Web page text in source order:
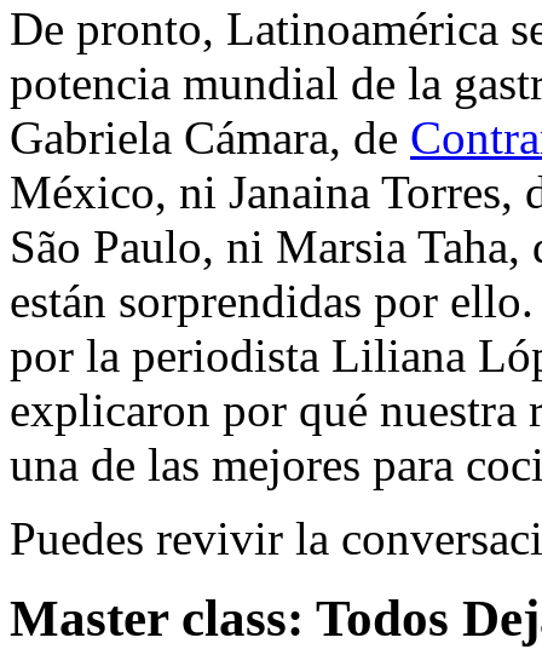
De pronto, Latinoamérica
potencia mundial de la
Gabriela Cámara, de
México, ni Janaina Torres,
São Paulo, ni Marsia Taha,
están sorprendidas por
por la periodista Liliana
explicaron por qué nuestra
una de las mejores para
Puedes revivir la
Master class: Todos